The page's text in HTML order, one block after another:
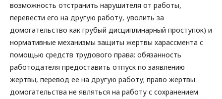
возможность отстранить нарушителя от работы,
перевести его на другую работу, уволить за
домогательство как грубый дисциплинарный проступок) и
нормативные механизмы защиты жертвы харассмента с
помощью средств трудового права: обязанность
работодателя предоставить отпуск по заявлению
жертвы, перевод ее на другую работу; право жертвы
домогательства не являться на работу с сохранением